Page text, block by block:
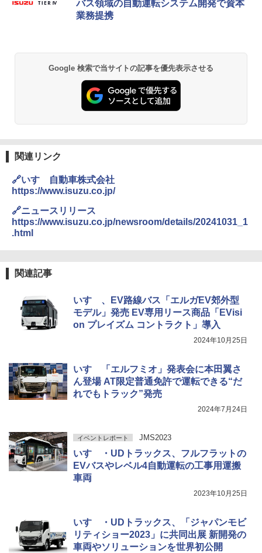
バス領域の自動運転システム開発で資本
業務提携
Google 検索で当サイトの記事を優先表示させる
関連リンク
🔗いすゞ自動車株式会社
https://www.isuzu.co.jp/
🔗ニュースリリース
https://www.isuzu.co.jp/newsroom/details/20241031_1
.html
関連記事
いすゞ、EV路線バス「エルガEV郊外型
モデル」発売 EV専用リース商品「EVisi
on プレイズム コントラクト」導入
2024年10月25日
いすゞ「エルフミオ」発表会に本田翼さ
ん登場 AT限定普通免許で運転できる“だ
れでもトラック”発売
2024年7月24日
イベントレポート JMS2023
いすゞ・UDトラックス、フルフラットの
EVバスやレベル4自動運転の工事用運搬
車両
2023年10月25日
いすゞ・UDトラックス、「ジャパンモビ
リティショー2023」に共同出展 新開発の
車両やソリューションを世界初公開